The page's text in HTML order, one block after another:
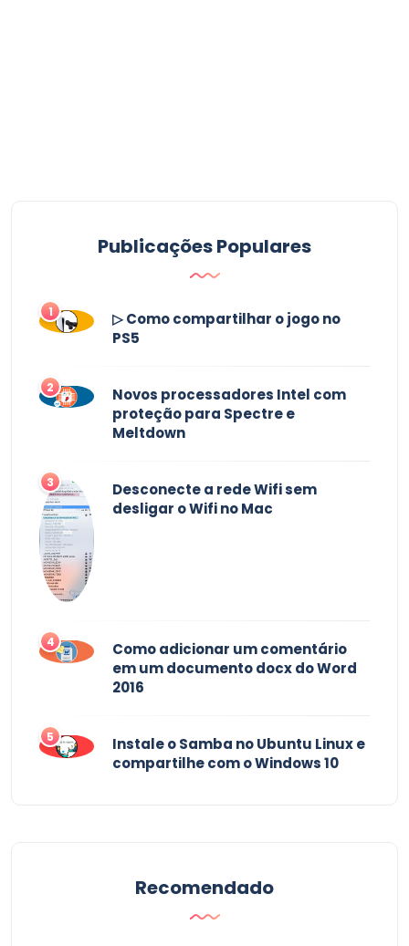
Publicações Populares
1
▷ Como compartilhar o jogo no
PS5
2
Novos processadores Intel com
proteção para Spectre e
Meltdown
3
Desconecte a rede Wifi sem
desligar o Wifi no Mac
4
Como adicionar um comentário
em um documento docx do Word
2016
5
Instale o Samba no Ubuntu Linux e
compartilhe com o Windows 10
Recomendado